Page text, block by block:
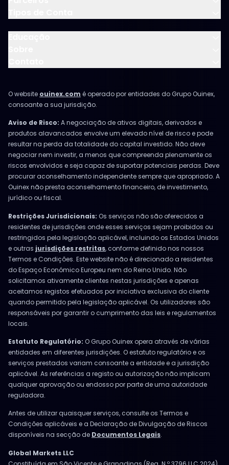
O website ouinex.com é operado por entidades do Grupo Ouinex,
consoante a sua jurisdição.
Aviso de Risco: A negociação de ativos digitais, derivados e
produtos alavancados envolve um elevado nível de risco e pode
resultar na perda da totalidade do capital investido. Não deve
negociar nem investir, a menos que compreenda plenamente os
riscos envolvidos e seja capaz de suportar potenciais perdas. Deve
procurar aconselhamento independente sempre que apropriado. A
Ouinex não presta aconselhamento financeiro, de investimento,
jurídico ou fiscal.
Restrições Jurisdicionais: Os serviços não são oferecidos a
residentes de jurisdições onde esses serviços sejam proibidos ou
restringidos pela legislação aplicável, incluindo os Estados Unidos
e outras jurisdições restritas, conforme definido nos nossos
Termos e Condições. Este website não é direcionado a residentes
do Espaço Económico Europeu nem do Reino Unido. Não
solicitamos ativamente clientes nestas jurisdições e apenas
aceitamos registos efetuados por iniciativa exclusiva do cliente
quando permitido pela legislação aplicável. Os utilizadores são
responsáveis por garantir o cumprimento das leis e regulamentos
locais.
Estatuto Regulatório: O Grupo Ouinex opera através de várias
entidades em diferentes jurisdições. O estatuto regulatório e os
serviços prestados variam consoante a entidade e a jurisdição
aplicável. As referências a registo ou autorização não implicam
qualquer aprovação ou endosso por parte de uma autoridade
reguladora.
Antes de utilizar quaisquer serviços, consulte os Termos e
Condições aplicáveis e a Declaração de Divulgação de Riscos
disponíveis na secção de Documentos Legais.
Global Markets LLC